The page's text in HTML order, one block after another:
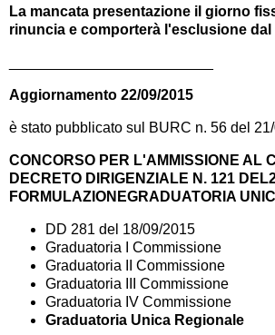
La mancata presentazione il giorno
rinuncia e comporterà l'esclusione dal
Aggiornamento 22/09/2015
è stato pubblicato sul BURC n. 56 del
CONCORSO PER L'AMMISSIONE AL
DECRETO DIRIGENZIALE N. 121
FORMULAZIONEGRADUATORIA
DD 281 del 18/09/2015
Graduatoria I Commissione
Graduatoria II Commissione
Graduatoria III Commissione
Graduatoria IV Commissione
Graduatoria Unica Regionale